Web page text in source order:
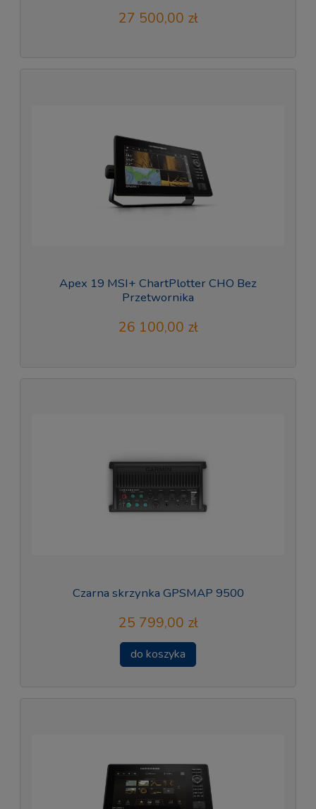
27 500,00 zł
Apex 19 MSI+ ChartPlotter CHO Bez
Przetwornika
26 100,00 zł
Czarna skrzynka GPSMAP 9500
25 799,00 zł
do koszyka